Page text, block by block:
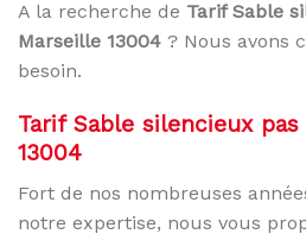
A la recherche de Tarif Sable
Marseille 13004 ? Nous avons
besoin.
Tarif Sable silencieux
13004
Fort de nos nombreuses
notre expertise, nous vous